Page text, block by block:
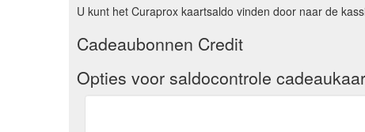
U kunt het Curaprox kaartsaldo vinden door naar de
Cadeaubonnen Credit
Opties voor saldocontrole